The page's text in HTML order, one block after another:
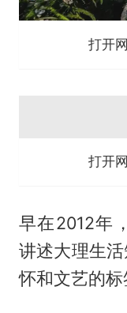
打开
打开
早在2012年
讲述大理生
怀和文艺的标